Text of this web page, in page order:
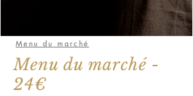
Menu du marché
Menu du marché -
24€